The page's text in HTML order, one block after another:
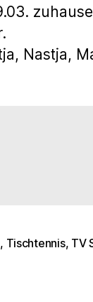
Nastja,
, Tischtennis, TV